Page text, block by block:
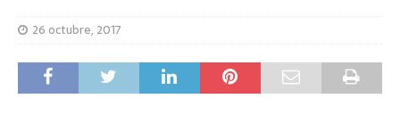
26 octubre, 2017